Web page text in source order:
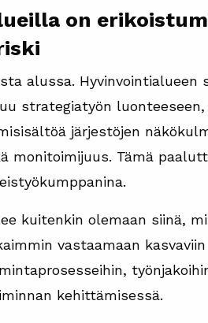
on
alussa.
strategiatyön
järjestöjen
monitoimijuus. Tämä
kuitenkin olemaan siinä,
vastaamaan
kehittämisessä.